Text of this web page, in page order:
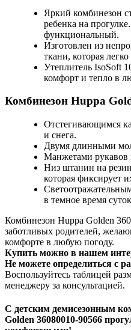
Яркий комбинезон
ребенка на
функциональный.
Изготовлен из
ткани, которая
Утеплитель IsoSoft
комфорт и тепло в
Комбинезон Huppa
Отстегивающимся
и снега.
Двумя длинными
Манжетами рукавов
Низ штанин на
которая фиксирует
в темное время
Комбинезон Huppa Golden
заботливых родителей,
комфорте в любую погоду.
Купить можно в нашем
Не можете определиться с
Воспользуйтесь таблицей
менеджеру за консультацией.
С детским демисезонным
Golden 36080010-90566